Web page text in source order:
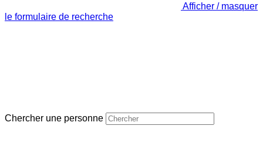
Afficher / masquer
le formulaire de recherche
Chercher une personne